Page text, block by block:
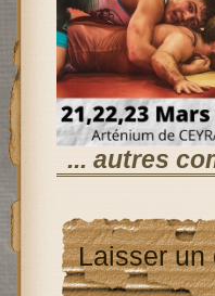
... autres
Laisser un